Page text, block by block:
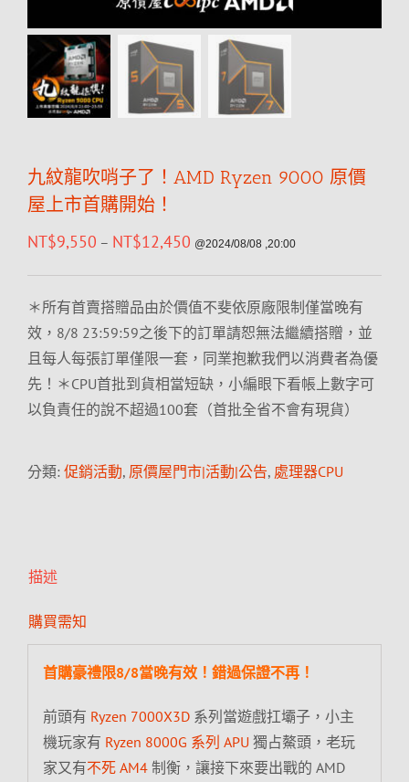
九紋龍吹哨子了！AMD Ryzen 9000 原價
屋上市首購開始！
NT$9,550 – NT$12,450 @2024/08/08 ,20:00
＊所有首賣搭贈品由於價值不斐依原廠限制僅當晚有
效，8/8 23:59:59之後下的訂單請恕無法繼續搭贈，並
且每人每張訂單僅限一套，同業抱歉我們以消費者為優
先！＊CPU首批到貨相當短缺，小編眼下看帳上數字可
以負責任的說不超過100套（首批全省不會有現貨）
分類: 促銷活動, 原價屋門市|活動|公告, 處理器CPU
描述
購買需知
首購豪禮限8/8當晚有效！錯過保證不再！
前頭有 Ryzen 7000X3D系列當遊戲扛壩子，小主
機玩家有 Ryzen 8000G 系列 APU 獨占鰲頭，老玩
家又有不死 AM4制衡，讓接下來要出戰的 AMD